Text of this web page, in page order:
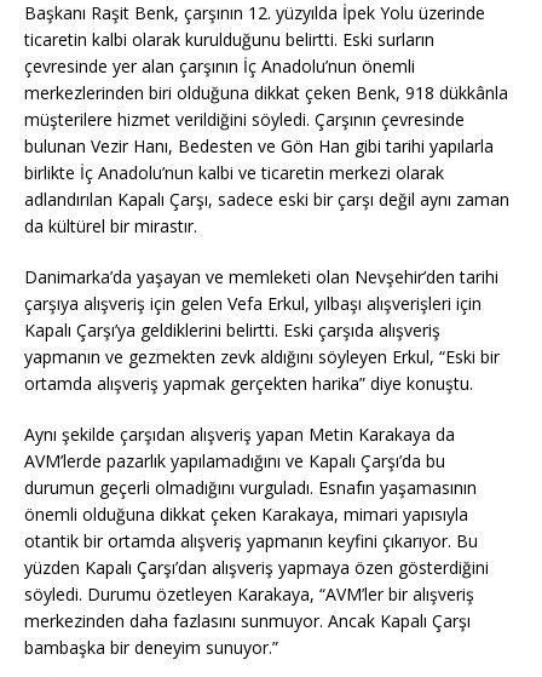
Başkanı Raşit Benk, çarşının 12. yüzyılda İpek Yolu üzerinde
ticaretin kalbi olarak kurulduğunu belirtti. Eski surların
çevresinde yer alan çarşının İç Anadolu’nun önemli
merkezlerinden biri olduğuna dikkat çeken Benk, 918 dükkânla
müşterilere hizmet verildiğini söyledi. Çarşının çevresinde
bulunan Vezir Hanı, Bedesten ve Gön Han gibi tarihi yapılarla
birlikte İç Anadolu’nun kalbi ve ticaretin merkezi olarak
adlandırılan Kapalı Çarşı, sadece eski bir çarşı değil aynı zaman
da kültürel bir mirastır.
Danimarka’da yaşayan ve memleketi olan Nevşehir’den tarihi
çarşıya alışveriş için gelen Vefa Erkul, yılbaşı alışverişleri için
Kapalı Çarşı’ya geldiklerini belirtti. Eski çarşıda alışveriş
yapmanın ve gezmekten zevk aldığını söyleyen Erkul, “Eski bir
ortamda alışveriş yapmak gerçekten harika” diye konuştu.
Aynı şekilde çarşıdan alışveriş yapan Metin Karakaya da
AVM’lerde pazarlık yapılamadığını ve Kapalı Çarşı’da bu
durumun geçerli olmadığını vurguladı. Esnafın yaşamasının
önemli olduğuna dikkat çeken Karakaya, mimari yapısıyla
otantik bir ortamda alışveriş yapmanın keyfini çıkarıyor. Bu
yüzden Kapalı Çarşı’dan alışveriş yapmaya özen gösterdiğini
söyledi. Durumu özetleyen Karakaya, “AVM’ler bir alışveriş
merkezinden daha fazlasını sunmuyor. Ancak Kapalı Çarşı
bambaşka bir deneyim sunuyor.”